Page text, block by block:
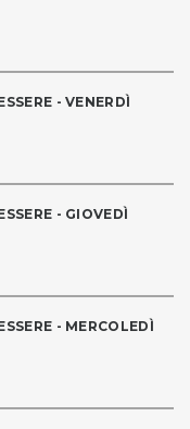
- VENERDÌ
- GIOVEDÌ
- MERCOLEDÌ